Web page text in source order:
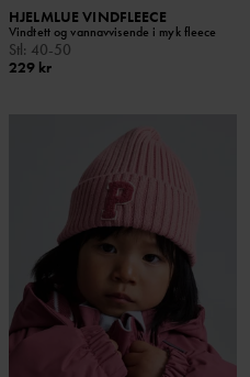
HJELMLUE VINDFLEECE
Vindtett og vannavvisende i myk fleece
Stl: 40-50
229 kr